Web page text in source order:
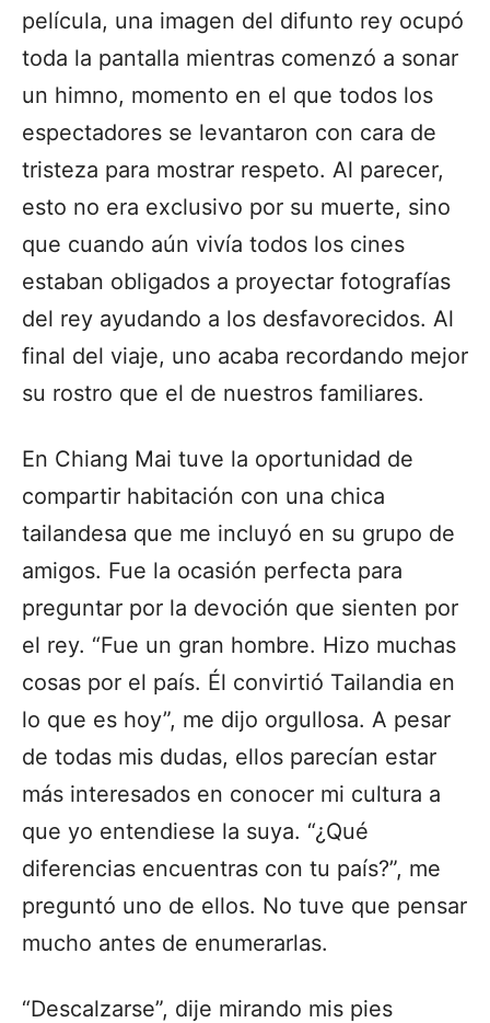
película, una imagen del difunto rey ocupó
toda la pantalla mientras comenzó a sonar
un himno, momento en el que todos los
espectadores se levantaron con cara de
tristeza para mostrar respeto. Al parecer,
esto no era exclusivo por su muerte, sino
que cuando aún vivía todos los cines
estaban obligados a proyectar fotografías
del rey ayudando a los desfavorecidos. Al
final del viaje, uno acaba recordando mejor
su rostro que el de nuestros familiares.
En Chiang Mai tuve la oportunidad de
compartir habitación con una chica
tailandesa que me incluyó en su grupo de
amigos. Fue la ocasión perfecta para
preguntar por la devoción que sienten por
el rey. “Fue un gran hombre. Hizo muchas
cosas por el país. Él convirtió Tailandia en
lo que es hoy”, me dijo orgullosa. A pesar
de todas mis dudas, ellos parecían estar
más interesados en conocer mi cultura a
que yo entendiese la suya. “¿Qué
diferencias encuentras con tu país?”, me
preguntó uno de ellos. No tuve que pensar
mucho antes de enumerarlas.
“Descalzarse”, dije mirando mis pies